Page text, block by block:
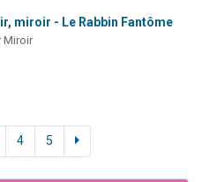
miroir - Le Rabbin Fantôme
Miroir
4 5